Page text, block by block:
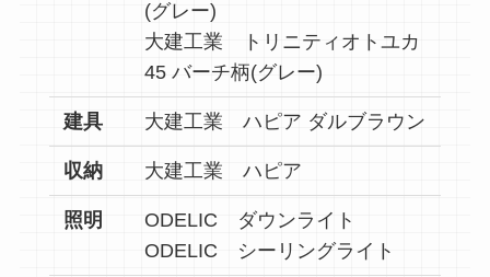
(グレー)
大建工業 トリニティオトユカ
45 バーチ柄(グレー)
建具 大建工業 ハピア ダルブラウン
収納 大建工業 ハピア
照明
ODELIC ダウンライト
ODELIC シーリングライト